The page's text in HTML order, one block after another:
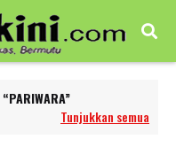
PARIWARA
Tunjukkan semua